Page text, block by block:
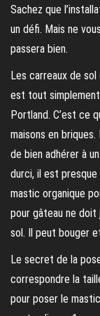
Sachez que
un défi. Mais ne
passera bien.
Les carreaux de
est tout
Portland. C’est ce
maisons en
de bien adhérer à
durci, il est presque
mastic organique
pour gâteau ne
sol. Il peut bouger
Le secret de la
correspondre la
pour poser le